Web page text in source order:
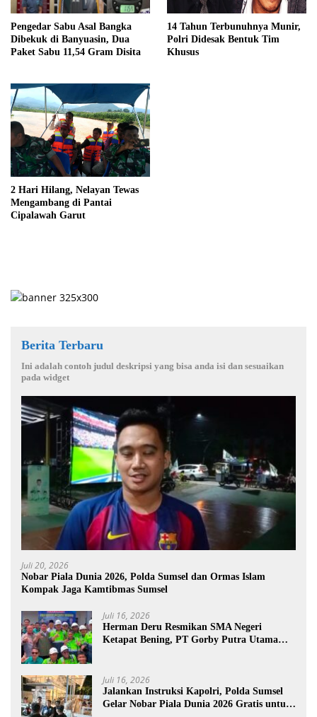
Pengedar Sabu Asal Bangka
Dibekuk di Banyuasin, Dua
Paket Sabu 11,54 Gram Disita
14 Tahun Terbunuhnya Munir,
Polri Didesak Bentuk Tim
Khusus
2 Hari Hilang, Nelayan Tewas
Mengambang di Pantai
Cipalawah Garut
Berita Terbaru
Ini adalah contoh judul deskripsi yang bisa anda isi dan sesuaikan
pada widget
Juli 20, 2026
Nobar Piala Dunia 2026, Polda Sumsel dan Ormas Islam
Kompak Jaga Kamtibmas Sumsel
Juli 16, 2026
Herman Deru Resmikan SMA Negeri
Ketapat Bening, PT Gorby Putra Utama
Juli 16, 2026
Jalankan Instruksi Kapolri, Polda Sumsel
Gelar Nobar Piala Dunia 2026 Gratis untuk